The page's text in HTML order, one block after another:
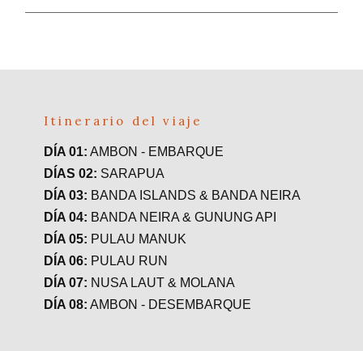
Itinerario del viaje
DÍA 01: AMBON - EMBARQUE
DÍAS 02: SARAPUA
DÍA 03: BANDA ISLANDS & BANDA NEIRA
DÍA 04: BANDA NEIRA & GUNUNG API
DÍA 05: PULAU MANUK
DÍA 06: PULAU RUN
DÍA 07: NUSA LAUT & MOLANA
DÍA 08: AMBON - DESEMBARQUE